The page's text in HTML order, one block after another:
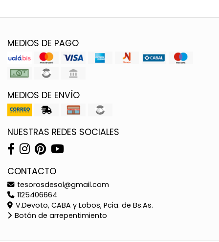
MEDIOS DE PAGO
MEDIOS DE ENVÍO
NUESTRAS REDES SOCIALES
CONTACTO
tesorosdesol@gmail.com
1125406664
V.Devoto, CABA y Lobos, Pcia. de Bs.As.
Botón de arrepentimiento